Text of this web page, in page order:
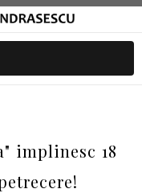
implinesc 18